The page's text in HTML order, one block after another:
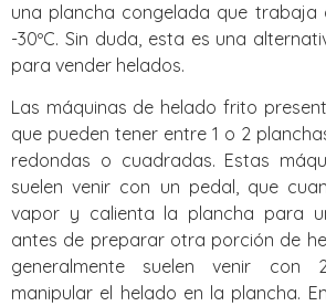
una plancha congelada que trabaja
-30ºC. Sin duda, esta es una
para vender helados.
Las máquinas de helado frito
que pueden tener entre 1 o 2
redondas o cuadradas. Estas
suelen venir con un pedal, que
vapor y calienta la plancha para
antes de preparar otra porción de
generalmente suelen venir con
manipular el helado en la plancha.